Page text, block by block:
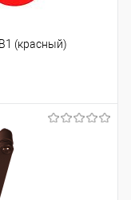
(красный)
Сравнение